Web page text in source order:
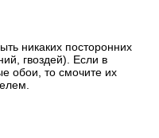
никаких посторонних
гвоздей). Если в
обои, то смочите их